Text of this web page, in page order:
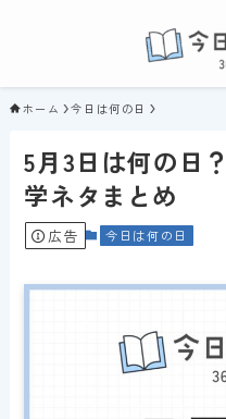
ホーム 今日は何の日
5月3日は何の日
学ネタまとめ
広告 今日は何の日